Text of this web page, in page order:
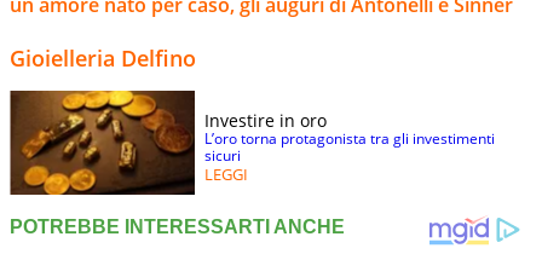
Gioielleria Delfino
Investire in oro
L’oro torna protagonista tra gli investimenti
sicuri
LEGGI